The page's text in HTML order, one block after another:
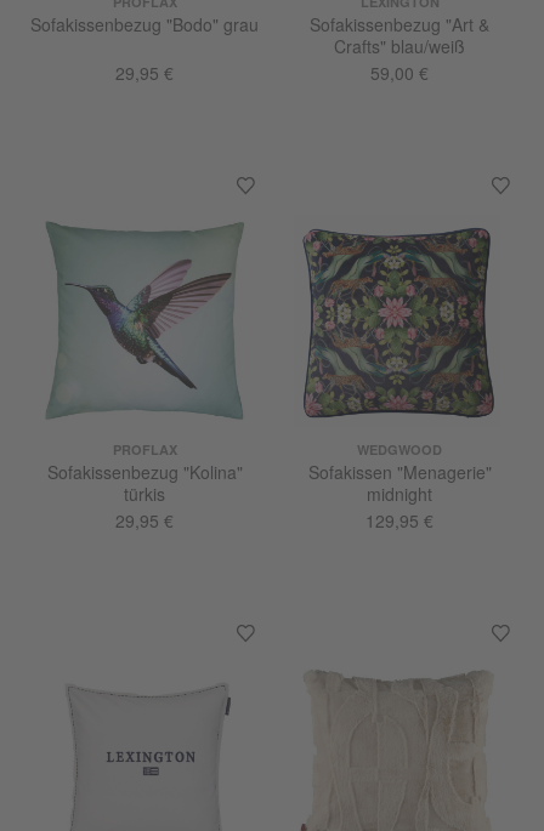
Sofakissenbezug "Bodo" grau
29,95 €
Sofakissenbezug "Art &
Crafts" blau/weiß
59,00 €
PROFLAX
Sofakissenbezug "Kolina"
türkis
29,95 €
WEDGWOOD
Sofakissen "Menagerie"
midnight
129,95 €